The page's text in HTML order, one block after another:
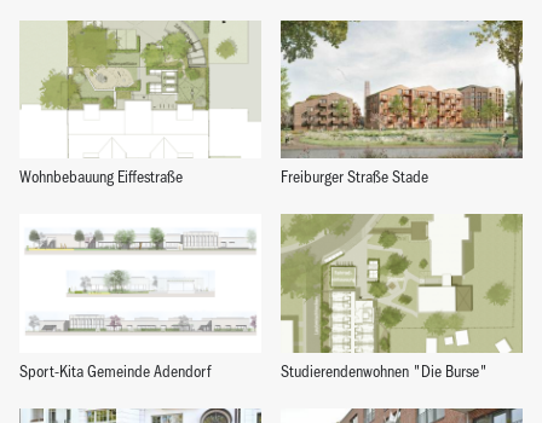
Wohnbebauung Eiffestraße Freiburger Straße Stade
Sport-Kita Gemeinde Adendorf Studierendenwohnen "Die Burse"